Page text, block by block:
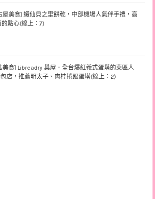
屋美食] 蝦仙貝之里餅乾，中部機場人氣伴手禮，高
的點心(線上：7)
美食] Libreadry 巢屋．全台爆紅義式蛋塔的東區人
店，推薦明太子、肉桂捲跟蛋塔(線上：2)